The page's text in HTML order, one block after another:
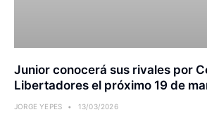
Junior conocerá sus rivales por
Libertadores el próximo 19 de
JORGE YEPES 13/03/2026